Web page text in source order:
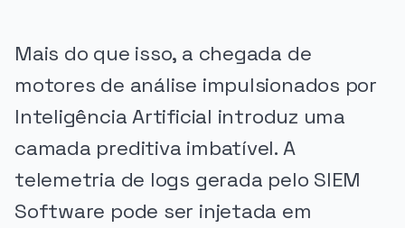
Mais do que isso, a chegada de
motores de análise impulsionados por
Inteligência Artificial introduz uma
camada preditiva imbatível. A
telemetria de logs gerada pelo SIEM
Software pode ser injetada em